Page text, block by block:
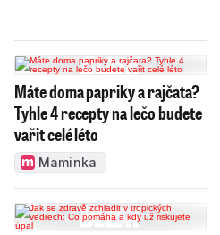
Máte doma papriky a rajčata?
Tyhle 4 recepty na lečo budete
vařit celé léto
Maminka